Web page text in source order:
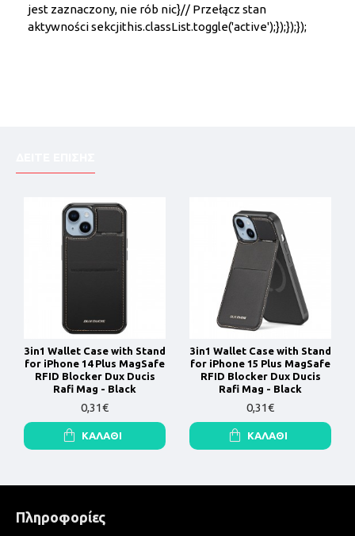
jest zaznaczony, nie rób nic}// Przełącz stan
aktywności sekcjithis.classList.toggle('active');});});});
3in1 Wallet Case with Stand
for iPhone 14 Plus MagSafe
RFID Blocker Dux Ducis
Rafi Mag - Black
0,31€
ΚΑΛΆΘΙ
3in1 Wallet Case with Stand
for iPhone 15 Plus MagSafe
RFID Blocker Dux Ducis
Rafi Mag - Black
0,31€
ΚΑΛΆΘΙ
Πληροφορίες